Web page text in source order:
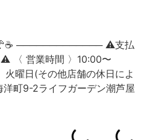
​───────​────── ⚠︎︎支払
〈 営業時間 〉10:00〜
曜日(その他店舗の休日によ
町9-2ライフガーデン潮芦屋